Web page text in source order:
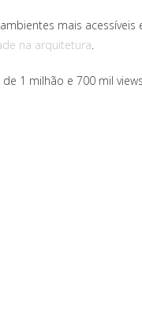
mais
na arquitetura
1 milhão e 700 mil